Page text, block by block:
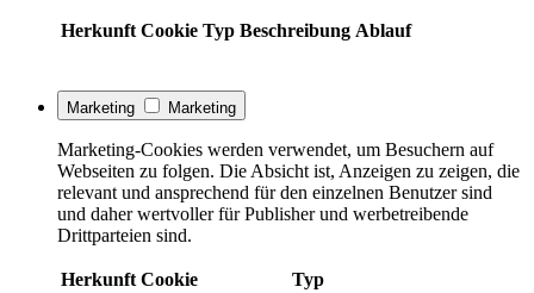
Herkunft Cookie Typ Beschreibung Ablauf
Marketing Marketing
Marketing-Cookies werden verwendet, um Besuchern auf
Webseiten zu folgen. Die Absicht ist, Anzeigen zu zeigen, die
relevant und ansprechend für den einzelnen Benutzer sind
und daher wertvoller für Publisher und werbetreibende
Drittparteien sind.
Herkunft Cookie Typ